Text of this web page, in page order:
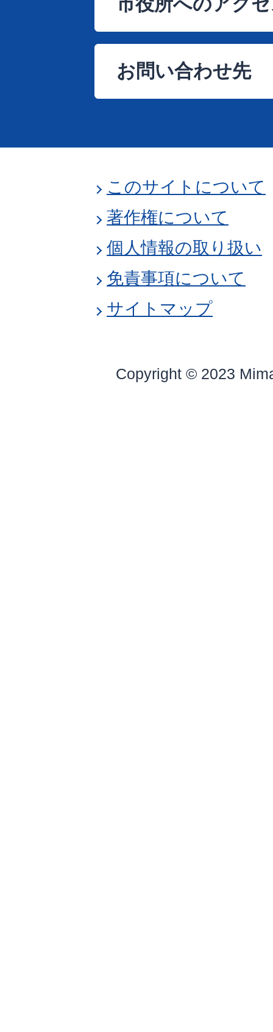
お問い合わせ先
このサイトについて
著作権について
個人情報の取り扱い
免責事項について
サイトマップ
Copyright © 2023